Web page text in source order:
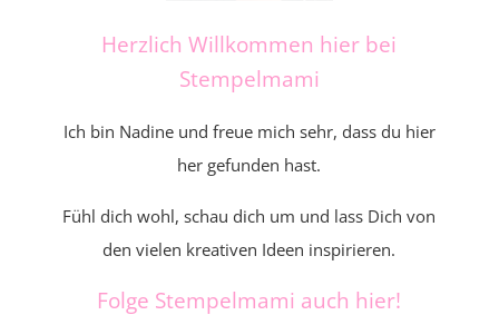
Herzlich Willkommen hier bei
Stempelmami
Ich bin Nadine und freue mich sehr, dass du hier
her gefunden hast.
Fühl dich wohl, schau dich um und lass Dich von
den vielen kreativen Ideen inspirieren.
Folge Stempelmami auch hier!